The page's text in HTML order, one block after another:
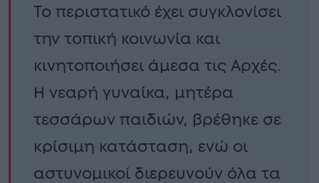
Το περιστατικό έχει συγκλονίσει
την τοπική κοινωνία και
κινητοποιήσει άμεσα τις Αρχές.
Η νεαρή γυναίκα, μητέρα
τεσσάρων παιδιών, βρέθηκε σε
κρίσιμη κατάσταση, ενώ οι
αστυνομικοί διερευνούν όλα τα